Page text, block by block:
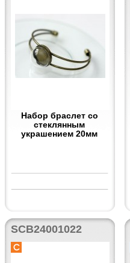
Набор браслет со
стеклянным
украшением 20мм
SCB24001022